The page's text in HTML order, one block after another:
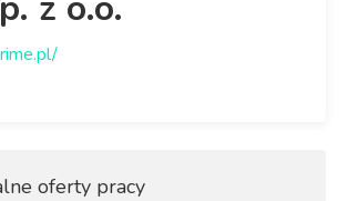
oferty pracy